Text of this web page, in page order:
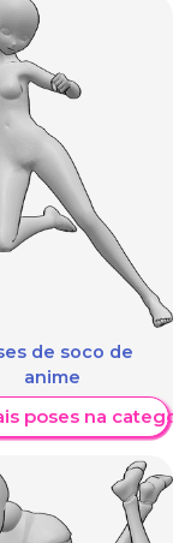
de soco de
anime
poses na